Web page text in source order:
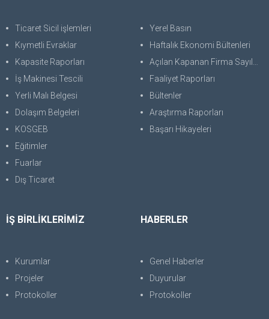
Ticaret Sicil işlemleri
Kıymetli Evraklar
Kapasite Raporları
İş Makinesi Tescili
Yerli Malı Belgesi
Dolaşım Belgeleri
KOSGEB
Eğitimler
Fuarlar
Dış Ticaret
Yerel Basın
Haftalık Ekonomi Bültenleri
Açılan Kapanan Firma Sayıları
Faaliyet Raporları
Bültenler
Araştırma Raporları
Başarı Hikayeleri
İŞ BİRLİKLERİMİZ
Kurumlar
Projeler
Protokoller
HABERLER
Genel Haberler
Duyurular
Protokoller